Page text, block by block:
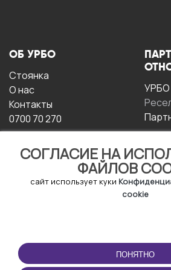
СОГЛАСИЕ НА
ФАЙЛОВ
сайт использует куки
cookie
ПОНЯТНО
ОБ УРБО
Стоянка
О нас
Контакты
0700 70 270
УРБО
ЭКСПЛУАТАЦИИ
Условия и положения